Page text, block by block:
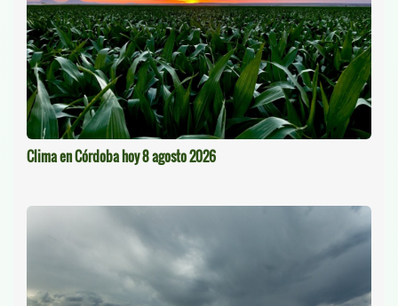
Clima en Córdoba hoy 8 agosto 2026